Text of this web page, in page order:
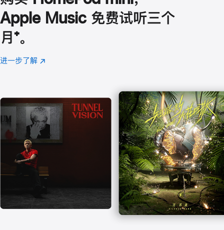
Apple Music 免费试听三个
月 脚
注
⁺。
进一步了解 Apple
(在
口
中
打
开)